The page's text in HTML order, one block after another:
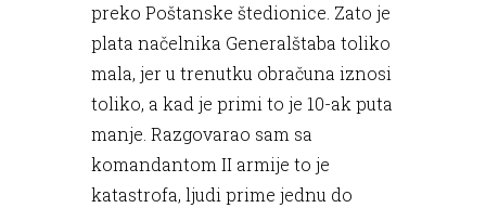
preko Poštanske štedionice. Zato je
plata načelnika Generalštaba toliko
mala, jer u trenutku obračuna iznosi
toliko, a kad je primi to je 10-ak puta
manje. Razgovarao sam sa
komandantom II armije to je
katastrofa, ljudi prime jednu do